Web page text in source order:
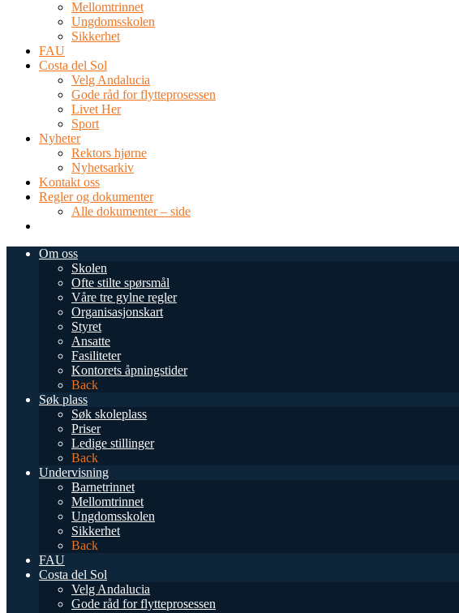
Mellomtrinnet
Ungdomsskolen
Sikkerhet
FAU
Costa del Sol
Velg Andalucia
Gode råd for flytteprosessen
Livet Her
Sport
Nyheter
Rektors hjørne
Nyhetsarkiv
Kontakt oss
Regler og dokumenter
Alle dokumenter – side
Om oss
Skolen
Ofte stilte spørsmål
Våre tre gylne regler
Organisasjonskart
Styret
Ansatte
Fasiliteter
Kontorets åpningstider
Back
Søk plass
Søk skoleplass
Priser
Ledige stillinger
Back
Undervisning
Barnetrinnet
Mellomtrinnet
Ungdomsskolen
Sikkerhet
Back
FAU
Costa del Sol
Velg Andalucia
Gode råd for flytteprosessen